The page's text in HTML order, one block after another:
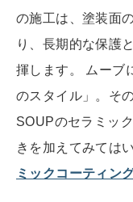
の施工は、塗装面
り、長期的な保護
揮します。 ムーブ
のスタイル」。そ
SOUPのセラミッ
きを加えてみては
ミックコーティン